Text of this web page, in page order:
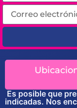
Es posible que
indicadas. Nos